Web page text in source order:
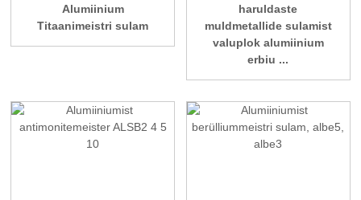
Alumiinium
Titaanimeistri sulam
haruldaste
muldmetallide sulamist
valuplok alumiinium
erbiu ...